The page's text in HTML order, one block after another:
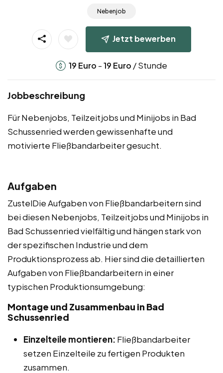
Nebenjob
Jetzt bewerben
19 Euro -19 Euro / Stunde
Jobbeschreibung
Für Nebenjobs, Teilzeitjobs und Minijobs in Bad
Schussenried werden gewissenhafte und
motivierte Fließbandarbeiter gesucht.
Aufgaben
ZustelDie Aufgaben von Fließbandarbeitern sind
bei diesen Nebenjobs, Teilzeitjobs und Minijobs in
Bad Schussenried vielfältig und hängen stark von
der spezifischen Industrie und dem
Produktionsprozess ab. Hier sind die detaillierten
Aufgaben von Fließbandarbeitern in einer
typischen Produktionsumgebung:
Montage und Zusammenbau in Bad
Schussenried
Einzelteile montieren: Fließbandarbeiter
setzen Einzelteile zu fertigen Produkten
zusammen.